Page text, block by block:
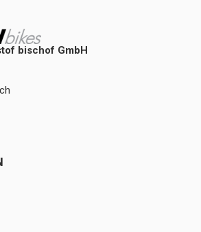
bischof GmbH